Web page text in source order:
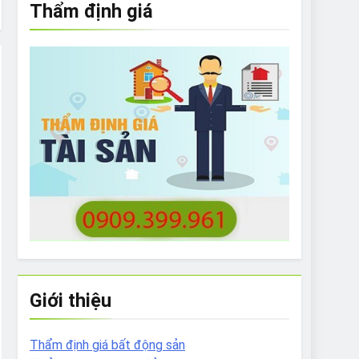
to What Bulldogs Can (and can’t) Eat
I Need to Groom My Bulldog
Thẩm định giá
Giới thiệu
Thẩm định giá bất động sản